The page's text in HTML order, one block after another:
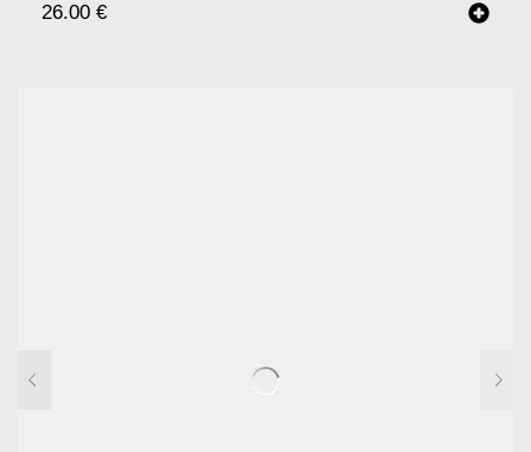
26.00 €